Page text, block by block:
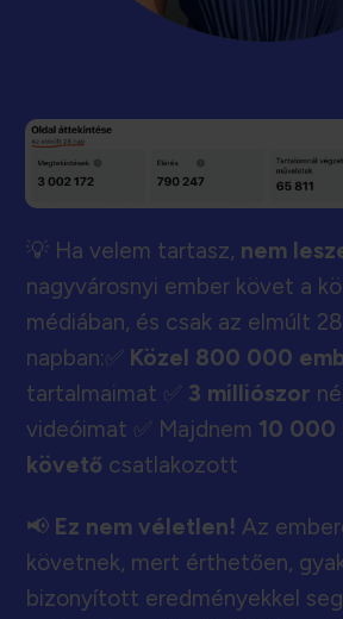
💡 Ha velem tartasz, nem
nagyvárosnyi ember követ a
médiában, és csak az elmúlt 28
napban:✅ Közel 800 000
tartalmaimat ✅ 3 milliószor
videóimat ✅ Majdnem 10 000
követő csatlakozott
📢 Ez nem véletlen! Az
követnek, mert érthetően,
bizonyított eredményekkel